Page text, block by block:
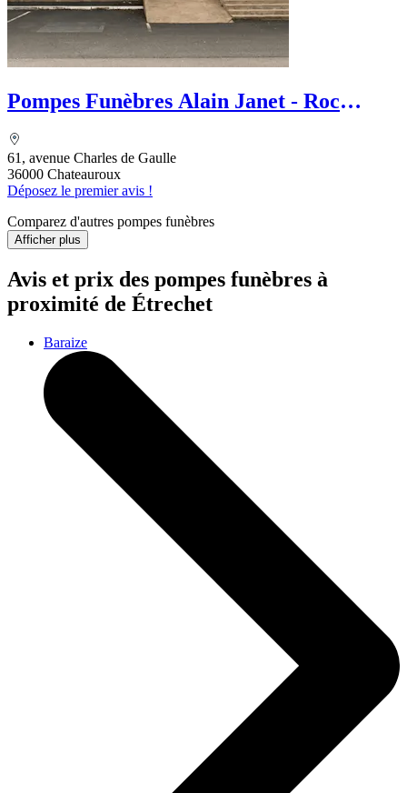
Pompes Funèbres Alain Janet - Roc
61, avenue Charles de Gaulle
36000 Chateauroux
Déposez le premier avis !
Comparez d'autres pompes funèbres
Afficher plus
Avis et prix des pompes funèbres à
proximité de Étrechet
Baraize